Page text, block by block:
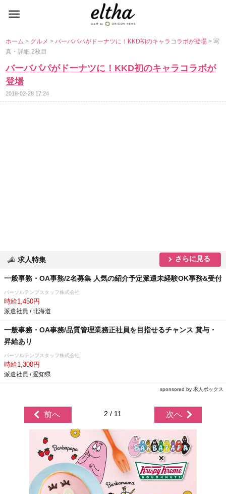
ホーム> グルメ>バーバパパがドーナツに！KKD初のキャラコラボが登場> 写
真・詳細 2枚目
バーバパパがドーナツに！KKD初のキャラコラボが
登場
2018-02-28 17:24
求人特集 さらに見る
一般事務・OA事務/2名募集 人気の紹介予定派遣未経験OK事務&受付
パーソルテンプスタッフ株式会社
時給1,450円
派遣社員 / 北海道
一般事務・OA事務/品質管理業務正社員を目指せるチャンス 賞与・
昇給あり
パーソルテンプスタッフ株式会社
時給1,300円
派遣社員 / 愛知県
sponsored by 求人ボックス
前へ 2 / 11 次へ